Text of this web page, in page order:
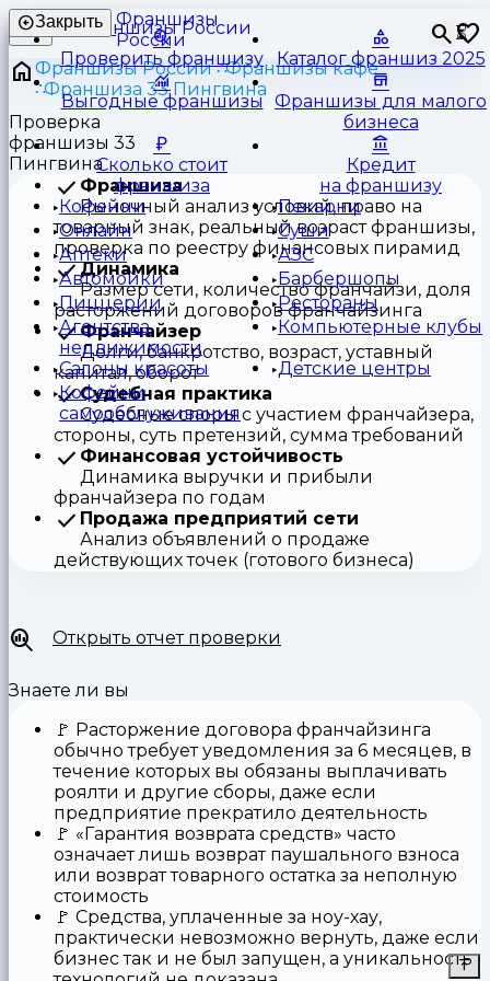
Франшизы
России
⏳
Закрыть
Проверить франшизу Каталог франшиз 2025
Выгодные франшизы Франшизы для малого
бизнеса
Сколько стоит
франшиза
Кредит
на франшизу
Кофейни
Пекарни
Онлайн
Суши
Аптеки
АЗС
Автомойки
Барбершопы
Пиццерии
Рестораны
Агентства
недвижимости
Компьютерные клубы
Салоны красоты
Детские центры
Кофейни
самообслуживания
Франшизы России
Франшизы кафе
Франшиза 33 Пингвина
Проверка
франшизы 33
Пингвина
Франшиза
Рыночный анализ условий, право на
товарный знак, реальный возраст франшизы,
проверка по реестру финансовых пирамид
Динамика
Размер сети, количество франчайзи, доля
расторжений договоров франчайзинга
Франчайзер
Долги, банкротство, возраст, уставный
капитал, оборот
Судебная практика
Судебные споры с участием франчайзера,
стороны, суть претензий, сумма требований
Финансовая устойчивость
Динамика выручки и прибыли
франчайзера по годам
Продажа предприятий сети
Анализ объявлений о продаже
действующих точек (готового бизнеса)
Открыть отчет проверки
Знаете ли вы
🚩 Расторжение договора франчайзинга
обычно требует уведомления за 6 месяцев, в
течение которых вы обязаны выплачивать
роялти и другие сборы, даже если
предприятие прекратило деятельность
🚩 «Гарантия возврата средств» часто
означает лишь возврат паушального взноса
или возврат товарного остатка за неполную
стоимость
🚩 Средства, уплаченные за ноу-хау,
практически невозможно вернуть, даже если
бизнес так и не был запущен, а уникальность